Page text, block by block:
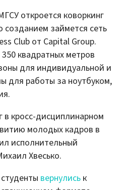
откроется коворкинг
созданием займется сеть
Club от Capital Group.
квадратных метров
для индивидуальной и
для работы за ноутбуком,
в кросс-дисциплинарном
молодых кадров в
исполнительный
Хвесько.
вернулись к